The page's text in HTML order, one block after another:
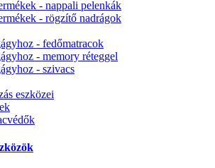
- nappali pelenkák
- rögzítő nadrágok
- fedőmatracok
- memory réteggel
- szivacs
eszközei